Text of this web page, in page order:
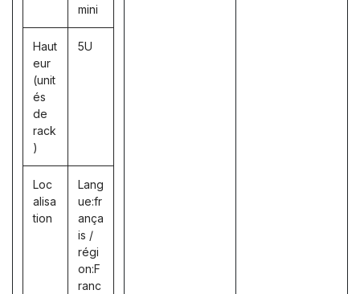
mini
Haut
eur
(unit
és
de
rack
)
5U
Loc
alisa
tion
Lang
ue:fr
ança
is /
régi
on:F
ranc